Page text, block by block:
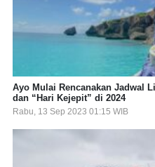
Ayo Mulai Rencanakan Jadwal
dan “Hari Kejepit” di 2024
Rabu, 13 Sep 2023 01:15 WIB